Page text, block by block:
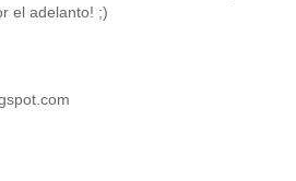
el adelanto! ;)